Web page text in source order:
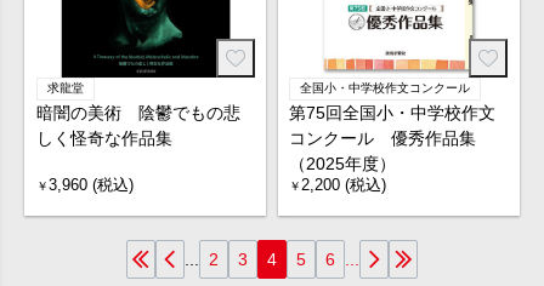
求龍堂
暗闇の美術 陰鬱でもの悲
しく怪奇な作品集
￥3,960 (税込)
全国小・中学校作文コンクール
第75回全国小・中学校作文
コンクール 優秀作品集
（2025年度）
￥ 2,200 (税込)
2 3 4 5 6